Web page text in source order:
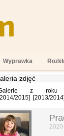
Wyprawka
zdjęć
z roku
2014/2015] [2013/2014]